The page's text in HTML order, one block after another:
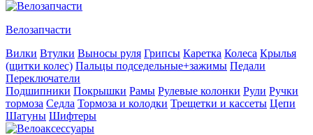
Велозапчасти
Вилки Втулки Выносы руля Грипсы Каретка Колеса Крылья
(щитки колес) Пальцы подседельные+зажимы Педали
Переключатели
Подшипники Покрышки Рамы Рулевые колонки Рули Ручки
тормоза Седла Тормоза и колодки Трещетки и кассеты Цепи
Шатуны Шифтеры